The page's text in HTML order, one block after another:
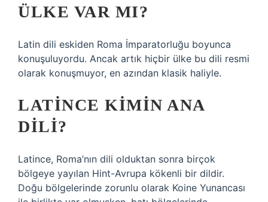
ÜLKE VAR MI?
Latin dili eskiden Roma İmparatorluğu boyunca
konuşuluyordu. Ancak artık hiçbir ülke bu dili resmi
olarak konuşmuyor, en azından klasik haliyle.
LATINCE KIMIN ANA
DILI?
Latince, Roma’nın dili olduktan sonra birçok
bölgeye yayılan Hint-Avrupa kökenli bir dildir.
Doğu bölgelerinde zorunlu olarak Koine Yunancası